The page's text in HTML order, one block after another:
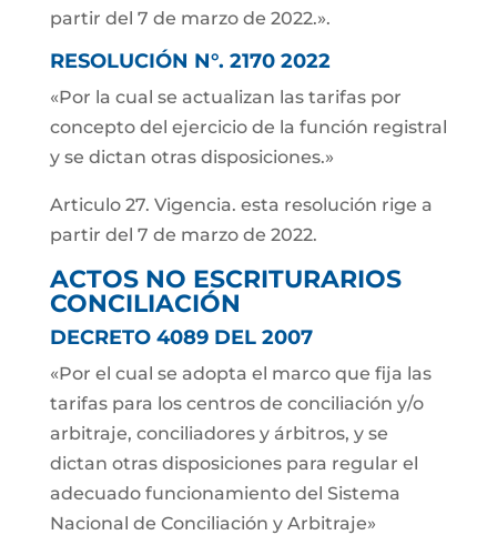
partir del 7 de marzo de 2022.».
RESOLUCIÓN N°. 2170 2022
«Por la cual se actualizan las tarifas por
concepto del ejercicio de la función registral
y se dictan otras disposiciones.»
Articulo 27. Vigencia. esta resolución rige a
partir del 7 de marzo de 2022.
ACTOS NO ESCRITURARIOS
CONCILIACIÓN
DECRETO 4089 DEL 2007
«Por el cual se adopta el marco que fija las
tarifas para los centros de conciliación y/o
arbitraje, conciliadores y árbitros, y se
dictan otras disposiciones para regular el
adecuado funcionamiento del Sistema
Nacional de Conciliación y Arbitraje»